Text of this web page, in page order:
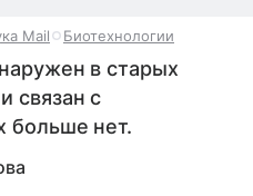
Mail Биотехнологии
в старых
связан с
больше нет.